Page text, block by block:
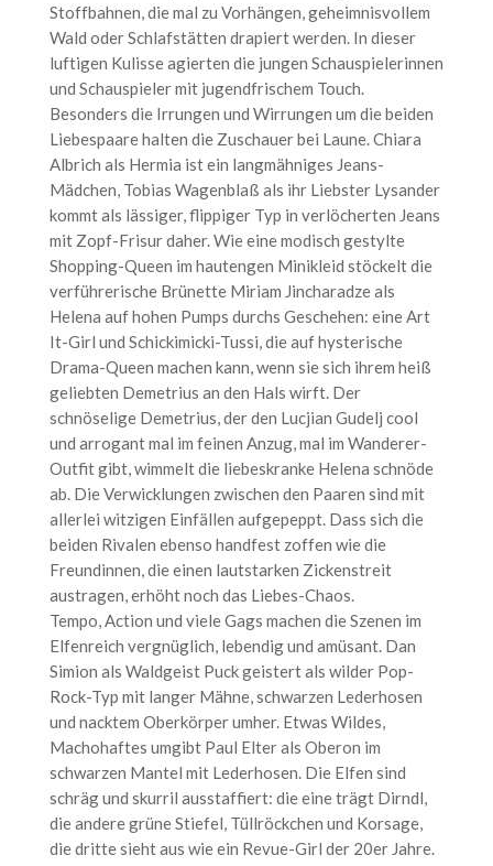
Stoffbahnen, die mal zu Vorhängen, geheimnisvollem
Wald oder Schlafstätten drapiert werden. In dieser
luftigen Kulisse agierten die jungen Schauspielerinnen
und Schauspieler mit jugendfrischem Touch.
Besonders die Irrungen und Wirrungen um die beiden
Liebespaare halten die Zuschauer bei Laune. Chiara
Albrich als Hermia ist ein langmähniges Jeans-
Mädchen, Tobias Wagenblaß als ihr Liebster Lysander
kommt als lässiger, flippiger Typ in verlöcherten Jeans
mit Zopf-Frisur daher. Wie eine modisch gestylte
Shopping-Queen im hautengen Minikleid stöckelt die
verführerische Brünette Miriam Jincharadze als
Helena auf hohen Pumps durchs Geschehen: eine Art
It-Girl und Schickimicki-Tussi, die auf hysterische
Drama-Queen machen kann, wenn sie sich ihrem heiß
geliebten Demetrius an den Hals wirft. Der
schnöselige Demetrius, der den Lucjian Gudelj cool
und arrogant mal im feinen Anzug, mal im Wanderer-
Outfit gibt, wimmelt die liebeskranke Helena schnöde
ab. Die Verwicklungen zwischen den Paaren sind mit
allerlei witzigen Einfällen aufgepeppt. Dass sich die
beiden Rivalen ebenso handfest zoffen wie die
Freundinnen, die einen lautstarken Zickenstreit
austragen, erhöht noch das Liebes-Chaos.
Tempo, Action und viele Gags machen die Szenen im
Elfenreich vergnüglich, lebendig und amüsant. Dan
Simion als Waldgeist Puck geistert als wilder Pop-
Rock-Typ mit langer Mähne, schwarzen Lederhosen
und nacktem Oberkörper umher. Etwas Wildes,
Machohaftes umgibt Paul Elter als Oberon im
schwarzen Mantel mit Lederhosen. Die Elfen sind
schräg und skurril ausstaffiert: die eine trägt Dirndl,
die andere grüne Stiefel, Tüllröckchen und Korsage,
die dritte sieht aus wie ein Revue-Girl der 20er Jahre.